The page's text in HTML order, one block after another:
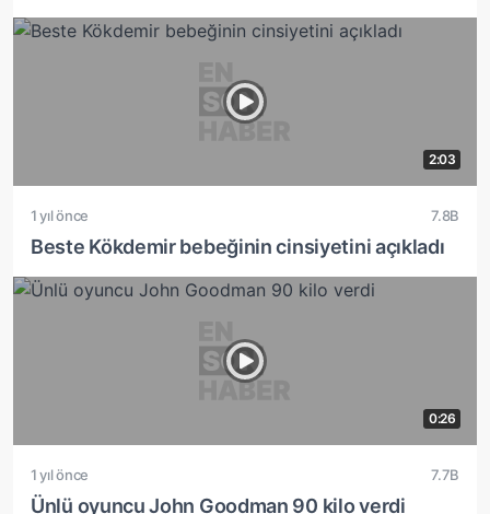
2:03
1 yıl önce 7.8B
Beste Kökdemir bebeğinin cinsiyetini açıkladı
0:26
1 yıl önce 7.7B
Ünlü oyuncu John Goodman 90 kilo verdi